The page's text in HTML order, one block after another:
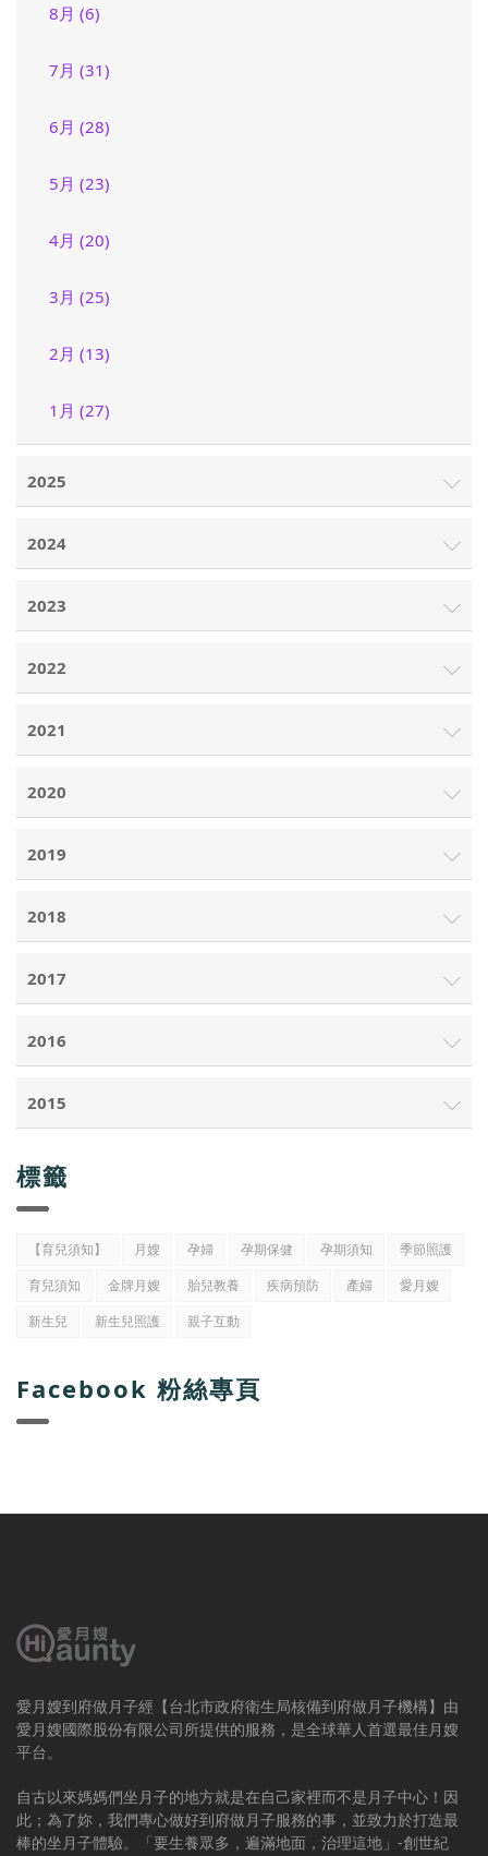
8月 (6)
7月 (31)
6月 (28)
5月 (23)
4月 (20)
3月 (25)
2月 (13)
1月 (27)
2025
2024
2023
2022
2021
2020
2019
2018
2017
2016
2015
標籤
【育兒須知】 月嫂 孕婦 孕期保健 孕期須知
季節照護
育兒須知
金牌月嫂 胎兒教養 疾病預防 產婦
愛月嫂
新生兒
新生兒照護 親子互動
Facebook 粉絲專頁
愛月嫂到府做月子經【台北市政府衛生局核備到府做月子機構】由
愛月嫂國際股份有限公司所提供的服務，是全球華人首選最佳月嫂
平台。
自古以來媽媽們坐月子的地方就是在自己家裡而不是月子中心！因
此；為了妳，我們專心做好到府做月子服務的事，並致力於打造最
棒的坐月子體驗。「要生養眾多，遍滿地面，治理這地」-創世紀